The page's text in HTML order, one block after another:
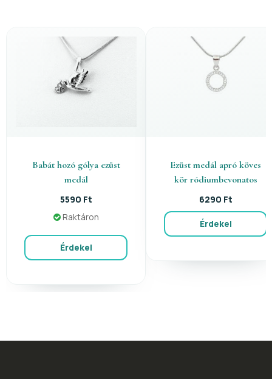
Babát hozó gólya ezüst
medál
5590 Ft
Raktáron
Érdekel
Ezüst medál apró köves
kör ródiumbevonatos
6290 Ft
Érdekel